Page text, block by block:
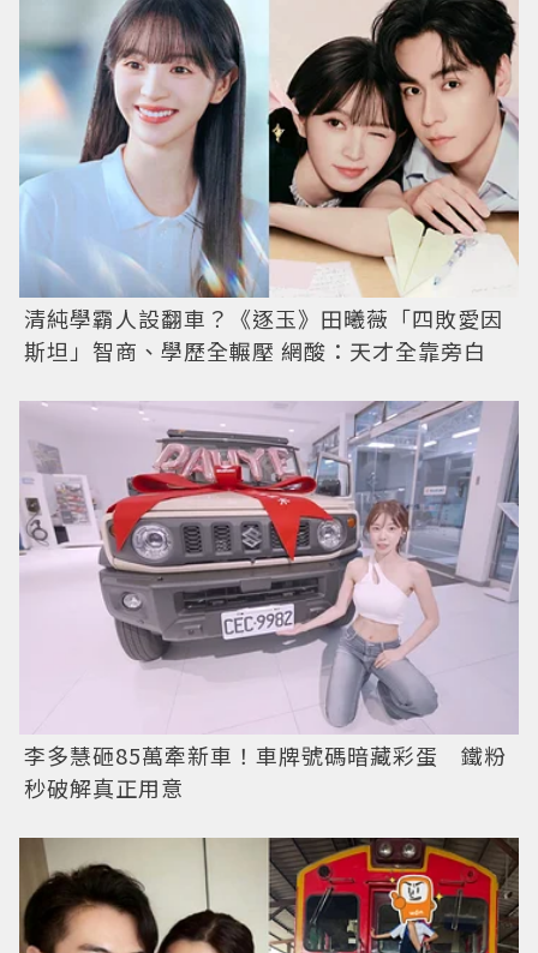
清純學霸人設翻車？《逐玉》田曦薇「四敗愛因
斯坦」智商、學歷全輾壓 網酸：天才全靠旁白
李多慧砸85萬牽新車！車牌號碼暗藏彩蛋 鐵粉
秒破解真正用意